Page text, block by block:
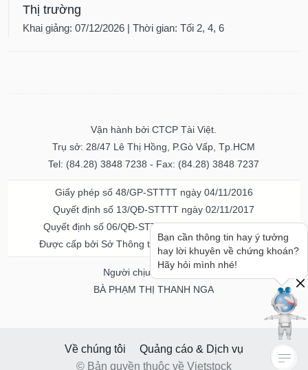
Thị trường
Khai giảng: 07/12/2026 | Thời gian: Tối 2, 4, 6
Vận hành bởi CTCP Tài Việt.
Trụ sở: 28/47 Lê Thị Hồng, P.Gò Vấp, Tp.HCM
Tel: (84.28) 3848 7238 - Fax: (84.28) 3848 7237
Giấy phép số 48/GP-STTTT ngày 04/11/2016
Quyết định số 13/QĐ-STTTT ngày 02/11/2017
Quyết định số 06/QĐ-STTTT-ICP ngày 20/07/2023
Được cấp bởi Sở Thông tin và Truyền thông TPHCM
Người chịu trách nhiệm
BÀ PHẠM THỊ THANH NGA
Về chúng tôi
Quảng cáo & Dịch vụ
© Bản quyền thuộc về Vietstock
Bạn cần thông tin hay ý tưởng
hay lời khuyên về chứng khoán?
Hãy hỏi mình nhé!